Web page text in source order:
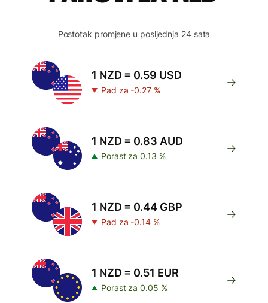
Postotak promjene u posljednja 24 sata
1 NZD = 0.59 USD
Pad za -0.27 %
1 NZD = 0.83 AUD
Porast za 0.13 %
1 NZD = 0.44 GBP
Pad za -0.14 %
1 NZD = 0.51 EUR
Porast za 0.05 %